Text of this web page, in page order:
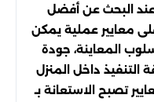
عند البحث عن أفضل
معايير عملية يمكن
المعاينة، جودة
التنفيذ داخل المنزل
تصبح الاستعانة بـ